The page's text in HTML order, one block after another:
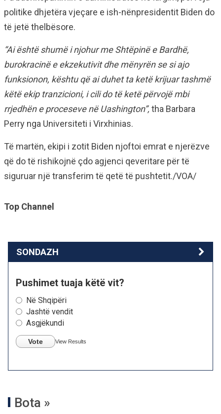
politike dhjetëra vjeçare e ish-nënpresidentit Biden do
të jetë thelbësore.
“Ai është shumë i njohur me Shtëpinë e Bardhë,
burokracinë e ekzekutivit dhe mënyrën se si ajo
funksionon, kështu që ai duhet ta ketë krijuar tashmë
këtë ekip tranzicioni, i cili do të ketë përvojë mbi
rrjedhën e proceseve në Uashington”, tha Barbara
Perry nga Universiteti i Virxhinias.
Të martën, ekipi i zotit Biden njoftoi emrat e njerëzve
që do të rishikojnë çdo agjenci qeveritare për të
siguruar një transferim të qetë të pushtetit./VOA/
Top Channel
SONDAZH
Pushimet tuaja këtë vit?
Në Shqipëri
Jashtë vendit
Asgjëkundi
Vote View Results
Bota »